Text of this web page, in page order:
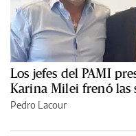
Los jefes del PAMI
Karina Milei frenó las
Pedro Lacour